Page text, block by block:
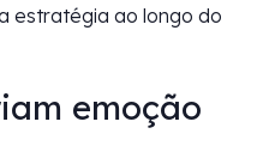
estratégia ao longo do
emoção